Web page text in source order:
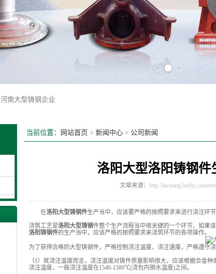
河南大型铸钢企业
当前位置： 网站首页 > 新闻中心 > 公司新闻
洛阳大型洛阳铸钢
文章来源： http://luoyang.hntfjx.com/
在洛阳大型铸钢件生产当中，应该要严格的按照要求来进行浇注环节
浇筑工艺是洛阳大型铸钢件整个生产流程当中很关键的一个环节，如果
洛阳铸钢件的生产当中，应该严格的按照要求来浇筑环节的各项操作。
为了获得合格的大型铸钢件，严格控制浇注温度、浇注速度，严格遵守浇
（1）就浇注温度而言，浇注温度对铸件质量影响很大，应该根据合金
浇注温度，一般浇注温度在1540-1580℃(浇包内钢水温度)之间。